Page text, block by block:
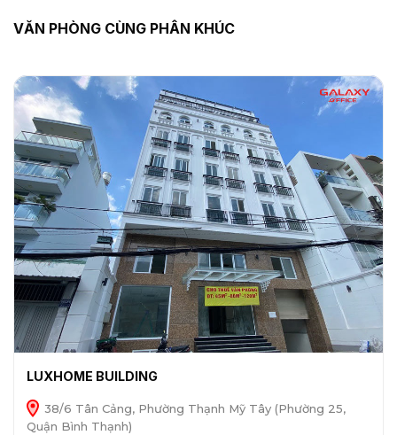
VĂN PHÒNG CÙNG PHÂN KHÚC
LUXHOME BUILDING
38/6 Tân Cảng, Phường Thạnh Mỹ Tây (Phường 25,
Quận Bình Thạnh)